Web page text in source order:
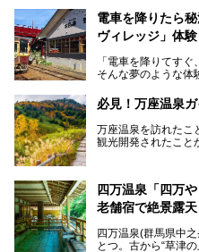
ロビーや客室が綺麗
ッフェも人気！アク
温泉にある姉妹ホテ
今回はそんな「亀の
───
提供元：アイコニア
この記事は亀の井ホ
電車を降りたら
ヴィレッジ」体
「電車を降りてす
そんな夢のような体
日帰り温泉の「水沼
２つのエリアがあり
今回は、その中でも
魅力に焦点を当て、
必見！万座温泉
万座温泉を訪れたこ
観光開発されたこと
も多いかもしれませ
そこで筆者である私
しみ方や周辺の観
また、日帰り入浴で
四万温泉「四万
老舗宿で絶景露
四万温泉(群馬県中
とつ。古から“草津